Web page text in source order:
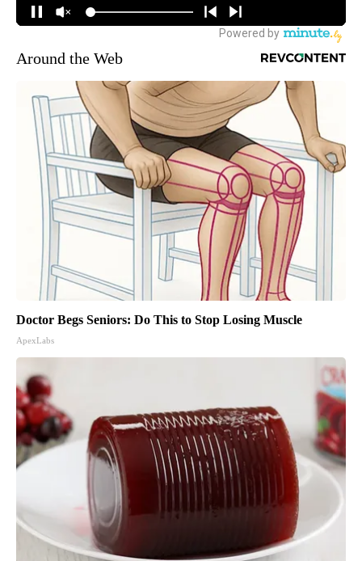
Around the Web
Doctor Begs Seniors: Do This to Stop Losing Muscle
ApexLabs